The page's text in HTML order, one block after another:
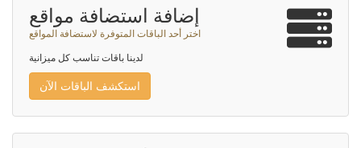
إضافة استضافة مواقع
اختر أحد الباقات المتوفرة لاستضافة المواقع
لدينا باقات تناسب كل ميزانية
استكشف الباقات الآن